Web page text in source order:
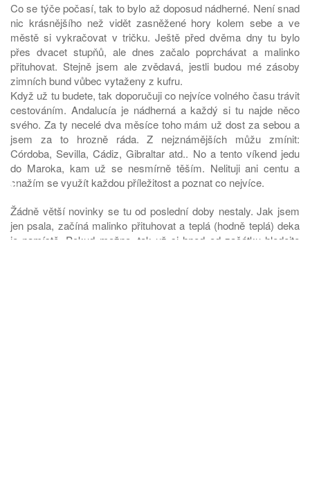
Co se týče počasí, tak to bylo až doposud nádherné. Není snad
nic krásnějšího než vidět zasněžené hory kolem sebe a ve
městě si vykračovat v tričku. Ještě před dvěma dny tu bylo
přes dvacet stupňů, ale dnes začalo poprchávat a malinko
přituhovat. Stejně jsem ale zvědavá, jestli budou mé zásoby
zimních bund vůbec vytaženy z kufru.
Když už tu budete, tak doporučuji co nejvíce volného času trávit
cestováním. Andalucía je nádherná a každý si tu najde něco
svého. Za ty necelé dva měsíce toho mám už dost za sebou a
jsem za to hrozně ráda. Z nejznámějších můžu zmínit:
Córdoba, Sevilla, Cádiz, Gibraltar atd.. No a tento víkend jedu
do Maroka, kam už se nesmírně těším. Nelituji ani centu a
snažím se využít každou příležitost a poznat co nejvíce.
Žádně větší novinky se tu od poslední doby nestaly. Jak jsem
jen psala, začíná malinko přituhovat a teplá (hodně teplá) deka
je namístě. Pokud možno, tak už si hned od začátku hledejte